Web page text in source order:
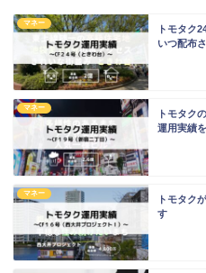
マネー
トモタク
いつ配布
マネー
トモタク
運用実績
マネー
トモタク
す